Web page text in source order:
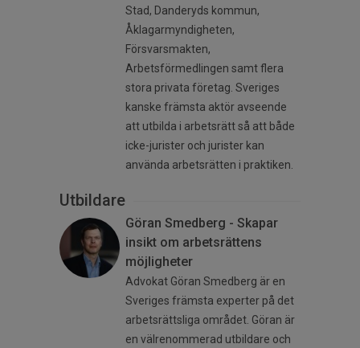
Stad, Danderyds kommun,
Åklagarmyndigheten,
Försvarsmakten,
Arbetsförmedlingen samt flera
stora privata företag. Sveriges
kanske främsta aktör avseende
att utbilda i arbetsrätt så att både
icke-jurister och jurister kan
använda arbetsrätten i praktiken.
Utbildare
Göran Smedberg - Skapar
insikt om arbetsrättens
möjligheter
Advokat Göran Smedberg är en
Sveriges främsta experter på det
arbetsrättsliga området. Göran är
en välrenommerad utbildare och